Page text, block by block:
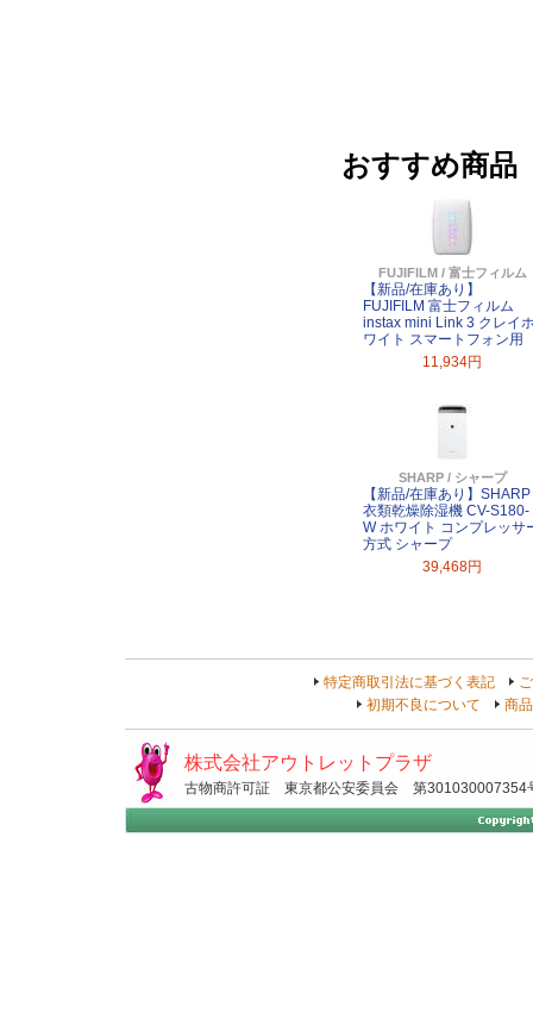
おすすめ商品
FUJIFILM / 富士フィルム
【新品/在庫あり】
FUJIFILM 富士フィルム
instax mini Link 3 クレイ
ワイト スマートフォン用
11,934円
SHARP / シャープ
【新品/在庫あり】SHARP
衣類乾燥除湿機 CV-S180-
W ホワイト コンプレッサ
方式 シャープ
39,468円
特定商取引法に基づく表記
初期不良について
商
株式会社アウトレットプラザ
古物商許可証 東京都公安委員会 第301030007354